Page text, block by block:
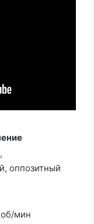
оппозитный
об/мин